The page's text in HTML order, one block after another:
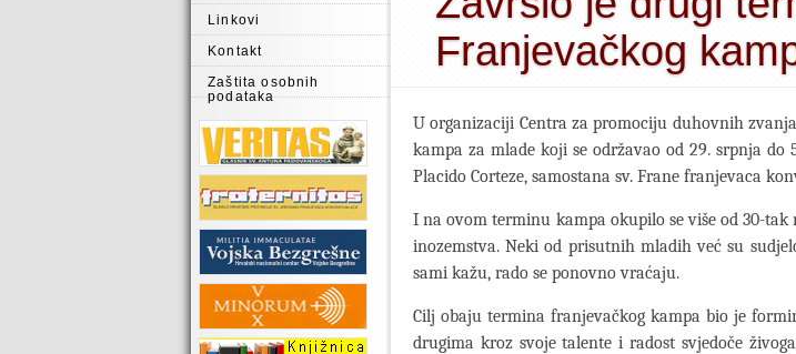
Linkovi
Kontakt
Zaštita osobnih
podataka
Franjevačkog
U organizaciji Centra za promociju duhovnih
kampa za mlade koji se održavao od 29. srpnja do
Placido Corteze, samostana sv. Frane franjevaca
I na ovom terminu kampa okupilo se više od 30-
inozemstva. Neki od prisutnih mladih već su
sami kažu, rado se ponovno vraćaju.
Cilj obaju termina franjevačkog kampa bio je
drugima kroz svoje talente i radost svjedoče